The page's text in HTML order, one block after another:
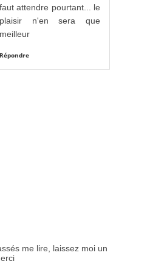
faut attendre pourtant... le
plaisir n'en sera que
meilleur
Répondre
me lire, laissez moi un